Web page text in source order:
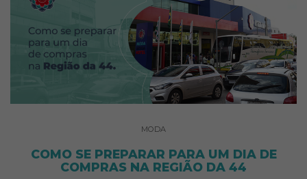
MODA
COMO SE PREPARAR PARA UM DIA DE
COMPRAS NA REGIÃO DA 44